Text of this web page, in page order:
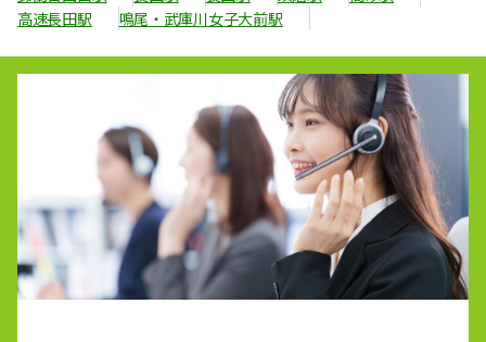
高速長田駅
鳴尾・武庫川女子大前駅